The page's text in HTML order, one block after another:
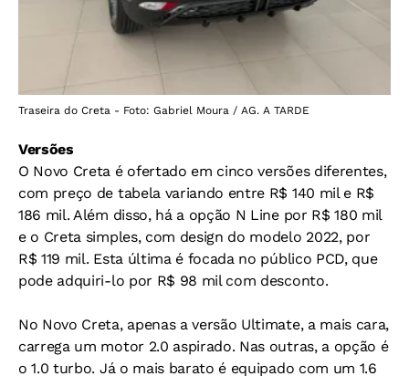
Traseira do Creta - Foto: Gabriel Moura / AG. A TARDE
Versões
O Novo Creta é ofertado em cinco versões diferentes,
com preço de tabela variando entre R$ 140 mil e R$
186 mil. Além disso, há a opção N Line por R$ 180 mil
e o Creta simples, com design do modelo 2022, por
R$ 119 mil. Esta última é focada no público PCD, que
pode adquiri-lo por R$ 98 mil com desconto.
No Novo Creta, apenas a versão Ultimate, a mais cara,
carrega um motor 2.0 aspirado. Nas outras, a opção é
o 1.0 turbo. Já o mais barato é equipado com um 1.6